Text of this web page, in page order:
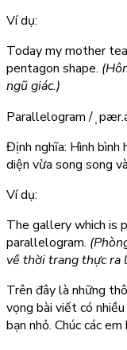
Ví dụ:
Today my mother
pentagon shape.
ngũ giác.)
Parallelogram/
Định nghĩa: Hình bình
diện vừa song song
Ví dụ:
The gallery which is
parallelogram.
về thời trang thực ra
Trên đây là những
vọng bài viết có
bạn nhỏ. Chúc các